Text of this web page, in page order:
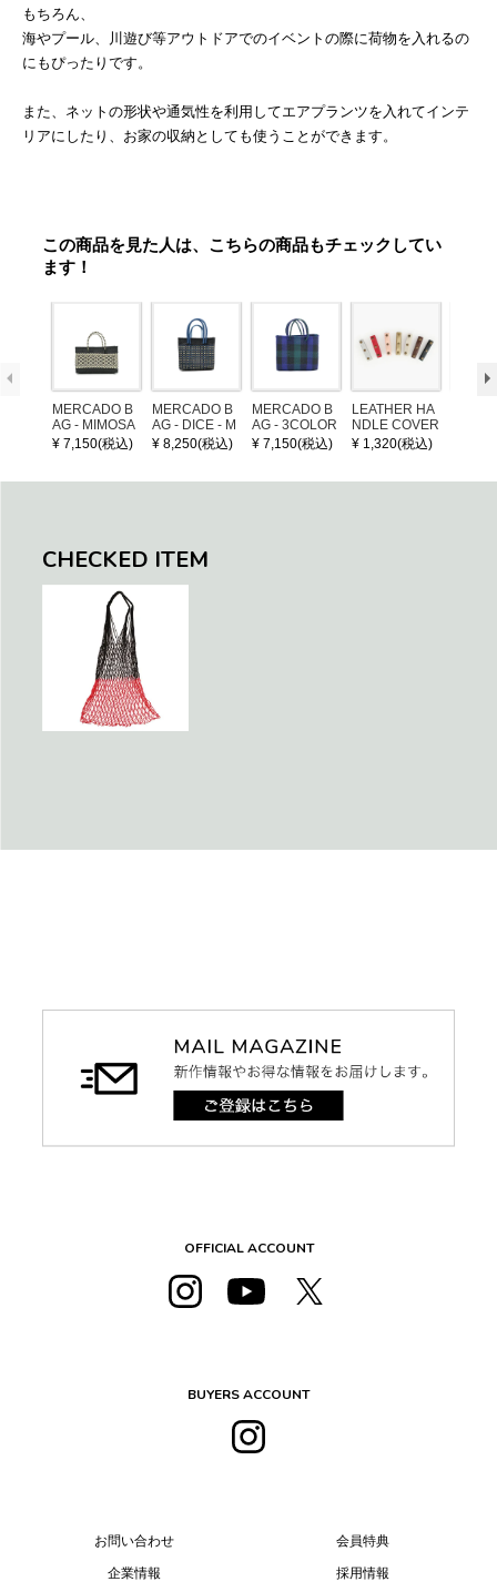
もちろん、
海やプール、川遊び等アウトドアでのイベントの際に荷物を入れるの
にもぴったりです。
また、ネットの形状や通気性を利用してエアプランツを入れてインテ
リアにしたり、お家の収納としても使うことができます。
この商品を見た人は、こちらの商品もチェックしてい
ます！
MERCADO B
AG - MIMOSA
- Black / Crea
¥ 7,150(税込)
MERCADO B
AG - DICE - M
OSAIC - Black
¥ 8,250(税込)
MERCADO B
AG - 3COLOR
S CHECK - Bl
¥ 7,150(税込)
LEATHER HA
NDLE COVER
¥ 1,320(税込)
CHECKED ITEM
OFFICIAL ACCOUNT
BUYERS ACCOUNT
お問い合わせ
企業情報
会員特典
採用情報